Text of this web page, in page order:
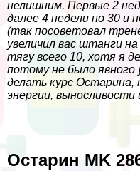
нелишним. Первые 2
далее 4 недели по 30 и
(так посоветовал
увеличил вас штанги
тягу всего 10, хотя я
потому не было явного
делать курс Остарина,
энергии, выносливости
Остарин MK